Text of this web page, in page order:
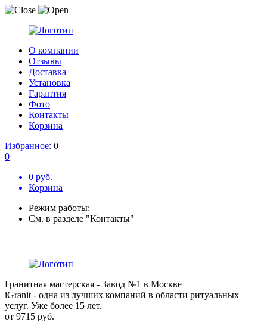
О компании
Отзывы
Доставка
Установка
Гарантия
Фото
Контакты
Корзина
Избранное: 0
0
0 руб.
Корзина
Режим работы:
См. в разделе "Контакты"
Гранитная мастерская - Завод №1 в Москве
iGranit - одна из лучших компаний в области ритуальных
услуг. Уже более 15 лет.
от 9715 руб.